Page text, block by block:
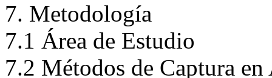
7. Metodología
7.1 Área de Estudio
7.2 Métodos de Captura